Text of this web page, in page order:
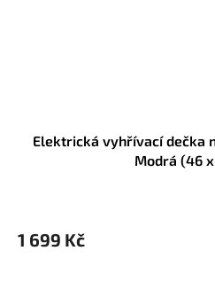
Elektrická vyhřívací dečka
Modrá (46
1 699 Kč